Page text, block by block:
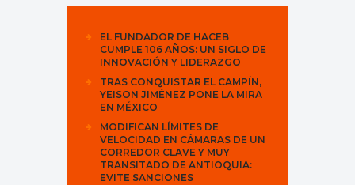
EL FUNDADOR DE HACEB
CUMPLE 106 AÑOS: UN SIGLO DE
INNOVACIÓN Y LIDERAZGO
TRAS CONQUISTAR EL CAMPÍN,
YEISON JIMÉNEZ PONE LA MIRA
EN MÉXICO
MODIFICAN LÍMITES DE
VELOCIDAD EN CÁMARAS DE UN
CORREDOR CLAVE Y MUY
TRANSITADO DE ANTIOQUIA:
EVITE SANCIONES